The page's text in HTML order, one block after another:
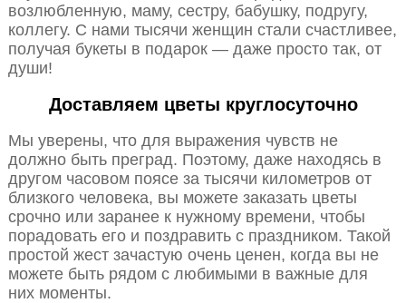
возлюбленную, маму, сестру, бабушку, подругу,
коллегу. С нами тысячи женщин стали счастливее,
получая букеты в подарок — даже просто так, от
души!
Доставляем цветы круглосуточно
Мы уверены, что для выражения чувств не
должно быть преград. Поэтому, даже находясь в
другом часовом поясе за тысячи километров от
близкого человека, вы можете заказать цветы
срочно или заранее к нужному времени, чтобы
порадовать его и поздравить с праздником. Такой
простой жест зачастую очень ценен, когда вы не
можете быть рядом с любимыми в важные для
них моменты.